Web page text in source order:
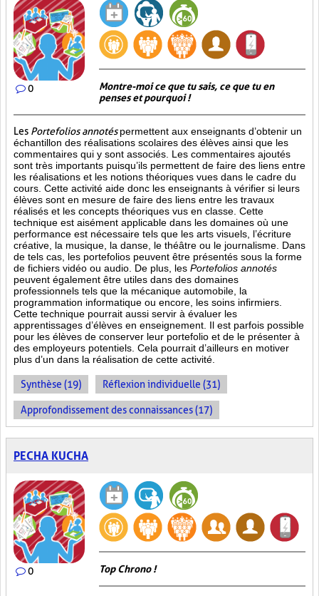
0
Montre-moi ce que tu sais, ce que tu en
penses et pourquoi !
Les Portefolios annotés permettent aux enseignants d’obtenir un
échantillon des réalisations scolaires des élèves ainsi que les
commentaires qui y sont associés. Les commentaires ajoutés
sont très importants puisqu’ils permettent de faire des liens entre
les réalisations et les notions théoriques vues dans le cadre du
cours. Cette activité aide donc les enseignants à vérifier si leurs
élèves sont en mesure de faire des liens entre les travaux
réalisés et les concepts théoriques vus en classe. Cette
technique est aisément applicable dans les domaines où une
performance est nécessaire tels que les arts visuels, l’écriture
créative, la musique, la danse, le théâtre ou le journalisme. Dans
de tels cas, les portefolios peuvent être présentés sous la forme
de fichiers vidéo ou audio. De plus, les Portefolios annotés
peuvent également être utiles dans des domaines
professionnels tels que la mécanique automobile, la
programmation informatique ou encore, les soins infirmiers.
Cette technique pourrait aussi servir à évaluer les
apprentissages d’élèves en enseignement. Il est parfois possible
pour les élèves de conserver leur portefolio et de le présenter à
des employeurs potentiels. Cela pourrait d’ailleurs en motiver
plus d’un dans la réalisation de cette activité.
Synthèse (19) Réflexion individuelle (31)
Approfondissement des connaissances (17)
PECHA KUCHA
0 Top Chrono !